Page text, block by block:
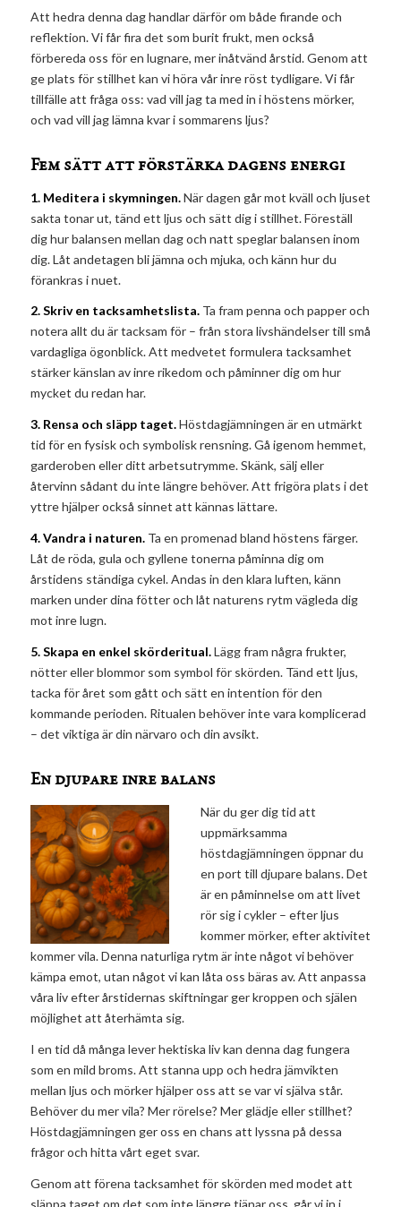
Att hedra denna dag handlar därför om både firande och
reflektion. Vi får fira det som burit frukt, men också
förbereda oss för en lugnare, mer inåtvänd årstid. Genom att
ge plats för stillhet kan vi höra vår inre röst tydligare. Vi får
tillfälle att fråga oss: vad vill jag ta med in i höstens mörker,
och vad vill jag lämna kvar i sommarens ljus?
Fem sätt att förstärka dagens energi
1. Meditera i skymningen.När dagen går mot kväll och ljuset
sakta tonar ut, tänd ett ljus och sätt dig i stillhet. Föreställ
dig hur balansen mellan dag och natt speglar balansen inom
dig. Låt andetagen bli jämna och mjuka, och känn hur du
förankras i nuet.
2. Skriv en tacksamhetslista.Ta fram penna och papper och
notera allt du är tacksam för – från stora livshändelser till små
vardagliga ögonblick. Att medvetet formulera tacksamhet
stärker känslan av inre rikedom och påminner dig om hur
mycket du redan har.
3. Rensa och släpp taget.Höstdagjämningen är en utmärkt
tid för en fysisk och symbolisk rensning. Gå igenom hemmet,
garderoben eller ditt arbetsutrymme. Skänk, sälj eller
återvinn sådant du inte längre behöver. Att frigöra plats i det
yttre hjälper också sinnet att kännas lättare.
4. Vandra i naturen.Ta en promenad bland höstens färger.
Låt de röda, gula och gyllene tonerna påminna dig om
årstidens ständiga cykel. Andas in den klara luften, känn
marken under dina fötter och låt naturens rytm vägleda dig
mot inre lugn.
5. Skapa en enkel skörderitual.Lägg fram några frukter,
nötter eller blommor som symbol för skörden. Tänd ett ljus,
tacka för året som gått och sätt en intention för den
kommande perioden. Ritualen behöver inte vara komplicerad
– det viktiga är din närvaro och din avsikt.
En djupare inre balans
När du ger dig tid att
uppmärksamma
höstdagjämningen öppnar du
en port till djupare balans. Det
är en påminnelse om att livet
rör sig i cykler – efter ljus
kommer mörker, efter aktivitet
kommer vila. Denna naturliga rytm är inte något vi behöver
kämpa emot, utan något vi kan låta oss bäras av. Att anpassa
våra liv efter årstidernas skiftningar ger kroppen och själen
möjlighet att återhämta sig.
I en tid då många lever hektiska liv kan denna dag fungera
som en mild broms. Att stanna upp och hedra jämvikten
mellan ljus och mörker hjälper oss att se var vi själva står.
Behöver du mer vila? Mer rörelse? Mer glädje eller stillhet?
Höstdagjämningen ger oss en chans att lyssna på dessa
frågor och hitta vårt eget svar.
Genom att förena tacksamhet för skörden med modet att
släppa taget om det som inte längre tjänar oss, går vi in i